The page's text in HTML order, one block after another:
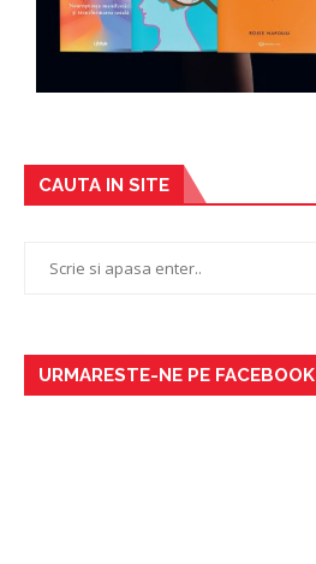
CAUTA IN SITE
URMARESTE-NE PE FACEBOOK